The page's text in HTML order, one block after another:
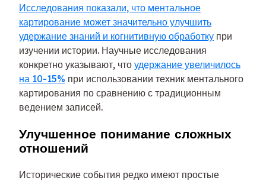
Исследования показали, что ментальное
картирование может значительно улучшить
удержание знаний и когнитивную обработку при
изучении истории. Научные исследования
конкретно указывают, что удержание увеличилось
на 10-15% при использовании техник ментального
картирования по сравнению с традиционным
ведением записей.
Улучшенное понимание сложных
отношений
Исторические события редко имеют простые